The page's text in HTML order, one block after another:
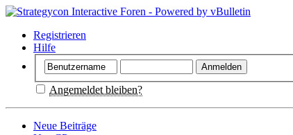
Registrieren
Hilfe
Angemeldet bleiben?
Neue Beiträge